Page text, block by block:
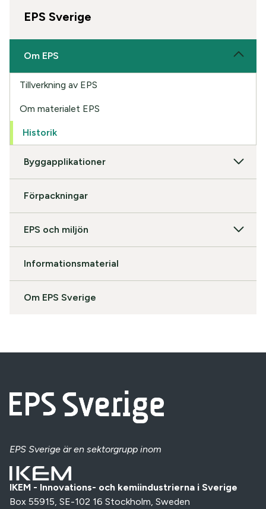
EPS Sverige
Om EPS
Tillverkning av EPS
Om materialet EPS
Historik
Byggapplikationer
Förpackningar
EPS och miljön
Informationsmaterial
Om EPS Sverige
EPS Sverige är en sektorgrupp inom
IKEM - Innovations- och kemiindustrierna i Sverige
Box 55915, SE-102 16 Stockholm, Sweden